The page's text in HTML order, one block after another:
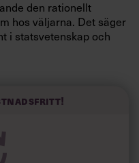
den rationellt
hos väljarna. Det säger
i statsvetenskap och
på jorden. Hellre
brukar sammanfatta de
i undersökningar.”